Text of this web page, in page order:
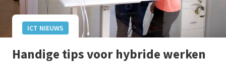
ICT NIEUWS
Handige tips voor hybride werken